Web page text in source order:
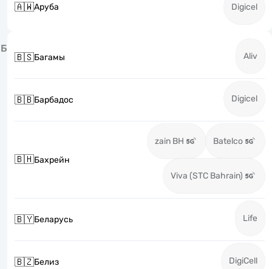
🇦🇼Аруба Digicel
Б
🇧🇸Багамы Aliv
🇧🇧Барбадос Digicel
🇧🇭Бахрейн
zain BH Batelco
Viva (STC Bahrain)
🇧🇾Беларусь Life
🇧🇿Белиз DigiCell